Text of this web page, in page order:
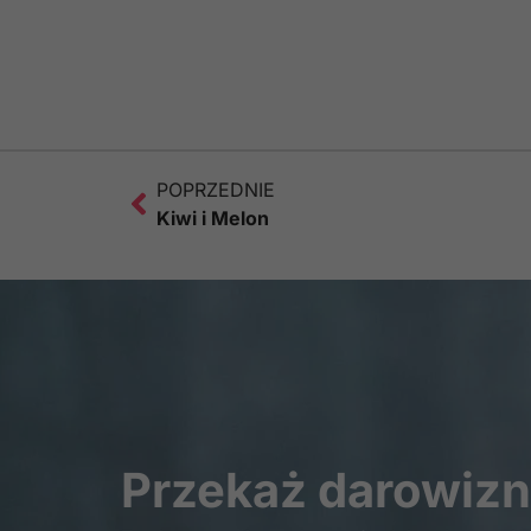
POPRZEDNIE
Kiwi i Melon
Przekaż